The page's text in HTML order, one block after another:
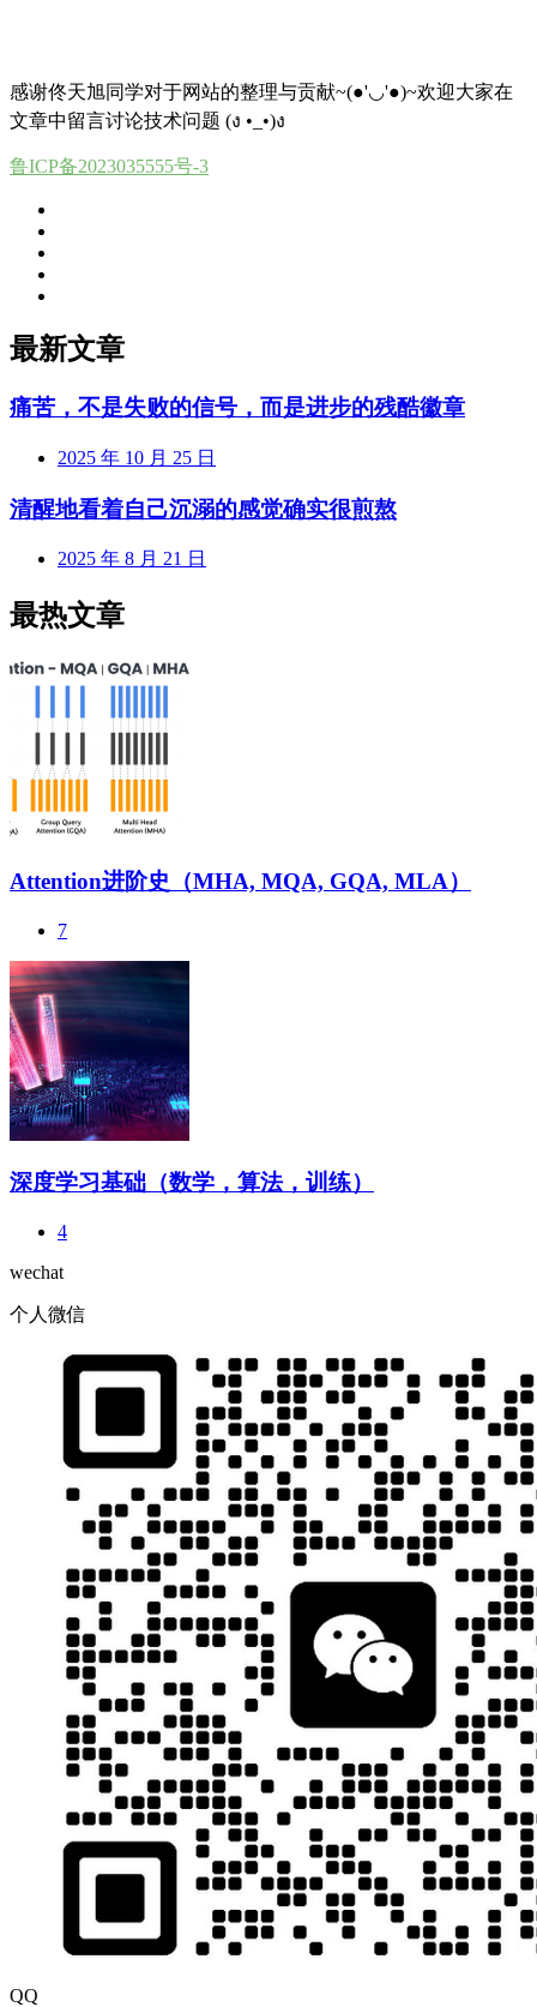
感谢佟天旭同学对于网站的整理与贡献~(●'◡'●)~欢迎大家在
文章中留言讨论技术问题 (ง •_•)ง
鲁ICP备2023035555号-3
最新文章
痛苦，不是失败的信号，而是进步的残酷徽章
2025 年 10 月 25 日
清醒地看着自己沉溺的感觉确实很煎熬
2025 年 8 月 21 日
最热文章
Attention进阶史（MHA, MQA, GQA, MLA）
7
深度学习基础（数学，算法，训练）
4
wechat
个人微信
QQ